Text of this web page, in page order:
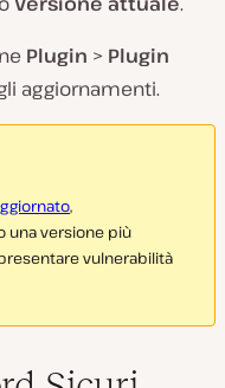
Plugin > Plugin
aggiornamenti.
,
una versione più
vulnerabilità